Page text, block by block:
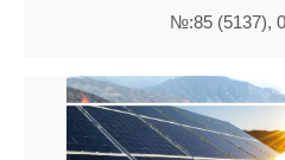
№:85 (5137),